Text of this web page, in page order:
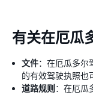
有关在厄瓜
文件：在厄瓜多尔
的有效驾驶执照也
道路规则 ：在厄瓜